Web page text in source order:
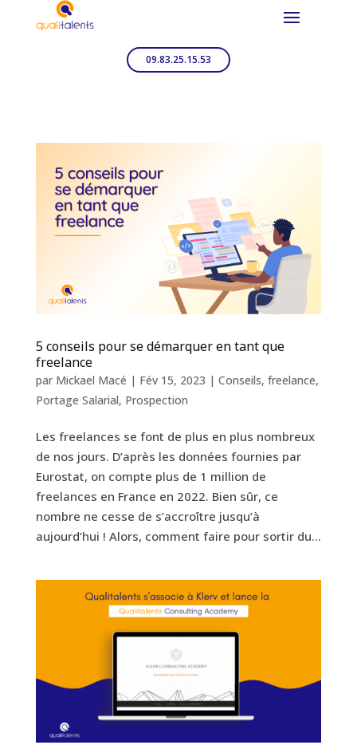
09.83.25.15.53
5 conseils pour se démarquer en tant que
freelance
par Mickael Macé | Fév 15, 2023 | Conseils, freelance,
Portage Salarial, Prospection
Les freelances se font de plus en plus nombreux
de nos jours. D’après les données fournies par
Eurostat, on compte plus de 1 million de
freelances en France en 2022. Bien sûr, ce
nombre ne cesse de s’accroître jusqu’à
aujourd’hui ! Alors, comment faire pour sortir du...